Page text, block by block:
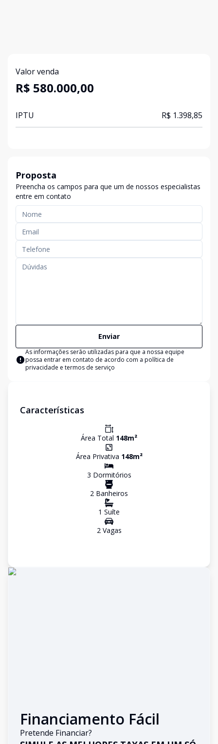
Valor venda
R$ 580.000,00
IPTU R$ 1.398,85
Proposta
Preencha os campos para que um de nossos especialistas
entre em contato
Enviar
As informações serão utilizadas para que a nossa equipe
possa entrar em contato de acordo com a política de
privacidade e termos de serviço
Características
Área Total 148m²
Área Privativa 148m²
3 Dormitórios
2 Banheiros
1 Suíte
2Vagas
Financiamento Fácil
Pretende Financiar?